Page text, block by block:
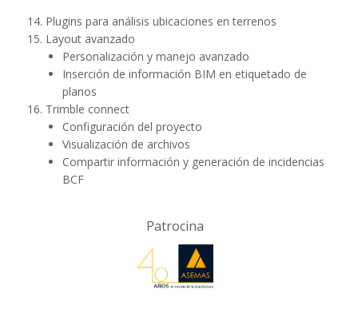
Plugins para análisis ubicaciones en terrenos
Layout avanzado
Personalización y manejo avanzado
Inserción de información BIM en etiquetado de
planos
Trimble connect
Configuración del proyecto
Visualización de archivos
Compartir información y generación de incidencias
BCF
Patrocina